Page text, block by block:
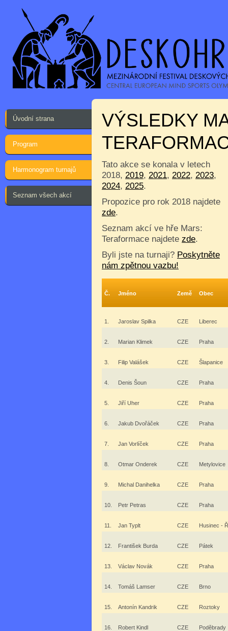
Úvodní strana
Program
Harmonogram turnajů
Seznam všech akcí
VÝSLEDKY
Tato akce se konala v letech
2018, 2019, 2021, 2022, 2023,
2024, 2025.
Propozice pro rok 2018 najdete
zde.
Seznam akcí ve hře Mars:
Teraformace najdete zde.
Byli jste na turnaji? Poskytněte
nám zpětnou vazbu!
Č. Jméno Země Obec
1. Jaroslav Spilka CZE Liberec
2. Marian Klimek CZE Praha
3. Filip Valášek CZE Šlapanice
4. Denis Šoun CZE Praha
5. Jiří Uher CZE Praha
6. Jakub Dvořáček CZE Praha
7. Jan Vorlíček CZE Praha
8. Otmar Onderek CZE Metylovice
9. Michal Danihelka CZE Praha
10. Petr Petras CZE Praha
11. Jan Typlt CZE Husinec -
12. František Burda CZE Pátek
13. Václav Novák CZE Praha
14. Tomáš Lamser CZE Brno
15. Antonín Kandrik CZE Roztoky
16. Robert Kindl CZE Poděbrady